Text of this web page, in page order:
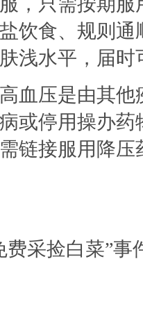
饮食、规则
浅水平，届
压是由其他
或停用操办
链接服用降
采捡白菜”事